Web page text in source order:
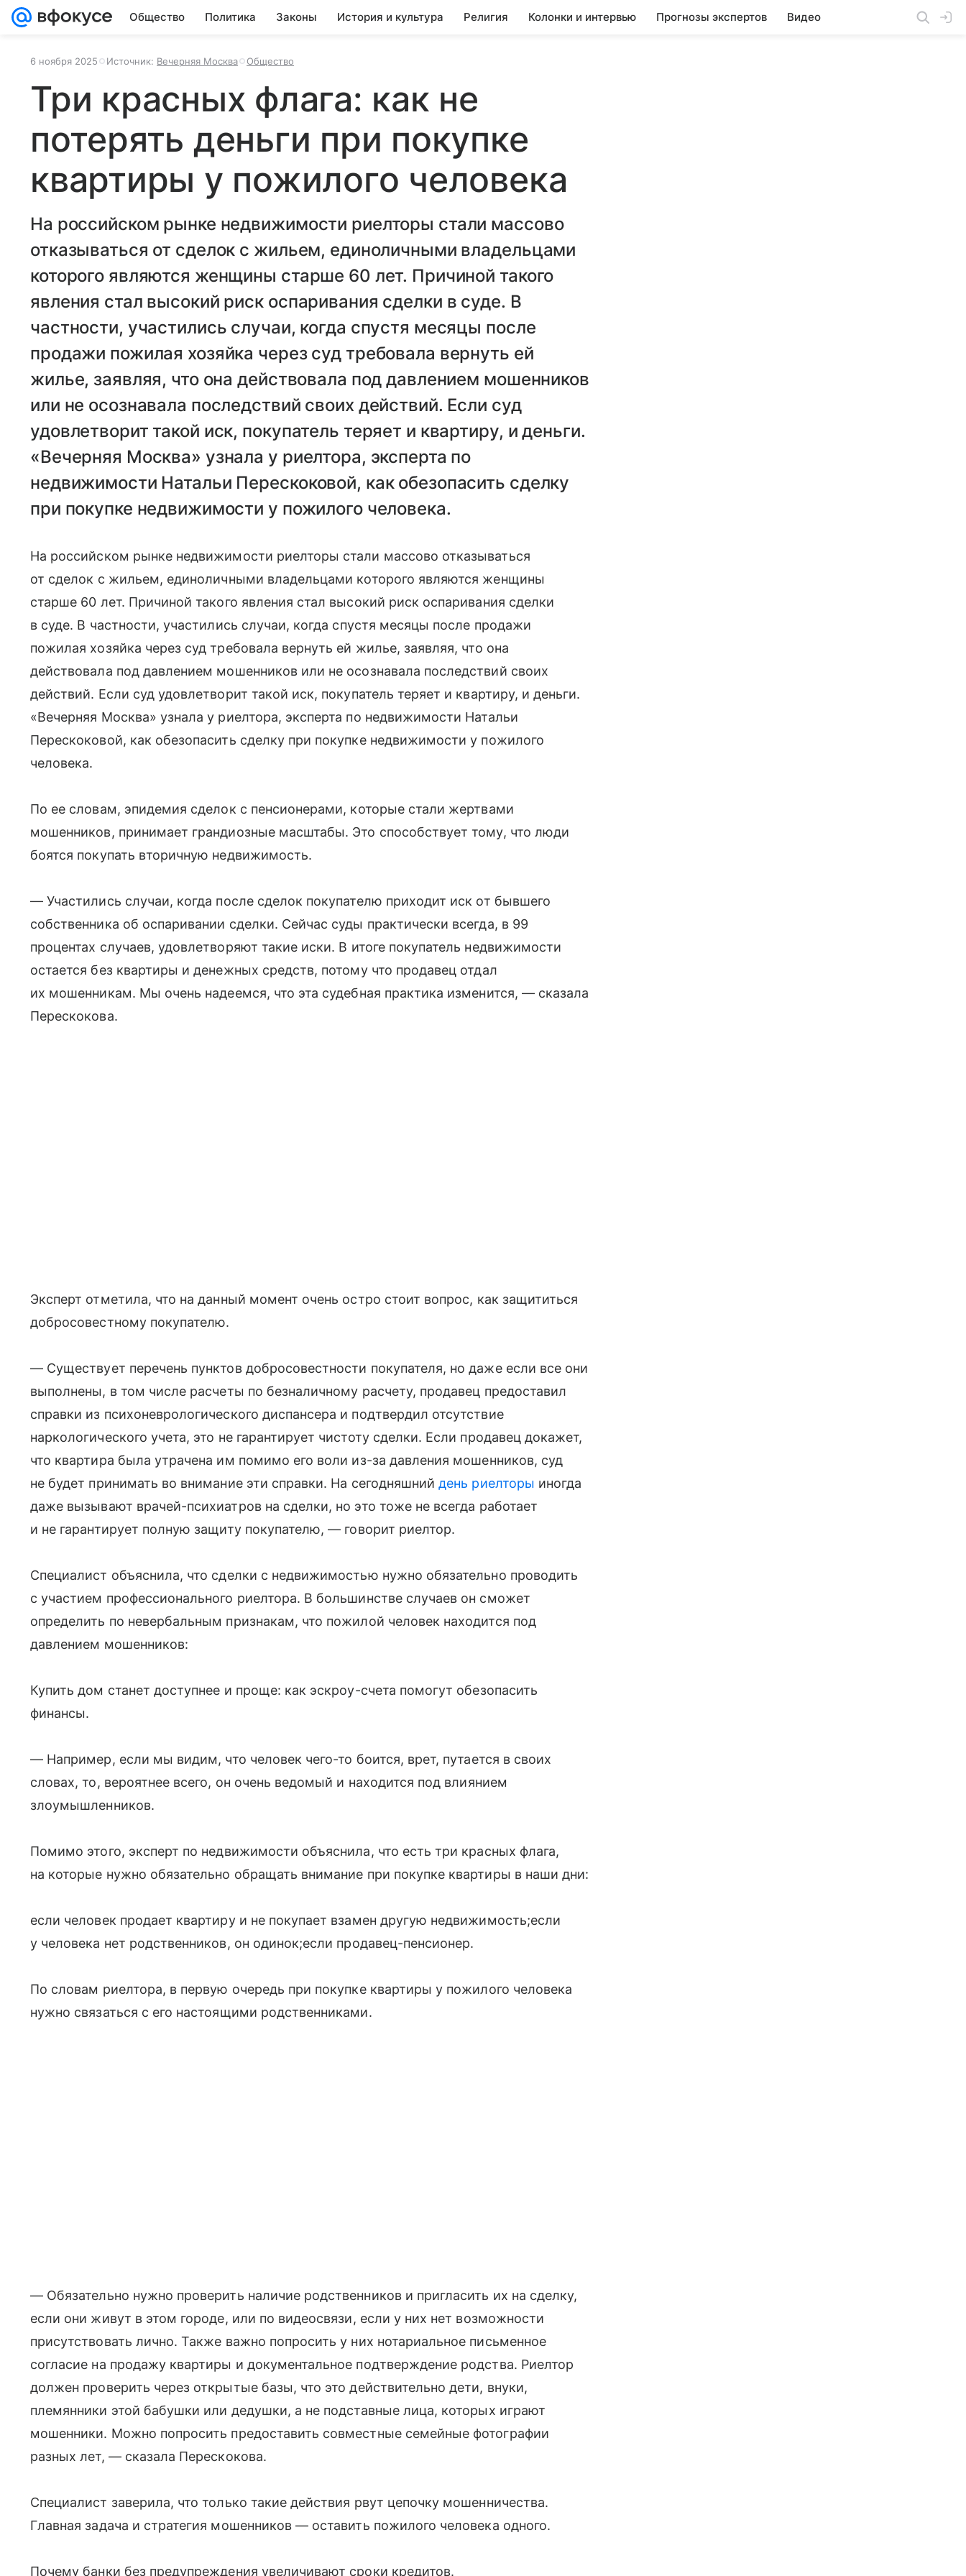
Общество Политика Законы История и культура Религия Колонки и интервью Прогнозы экспертов Видео
6 ноября 2025 Источник: Вечерняя Москва Общество
Три красных флага: как не
потерять деньги при покупке
квартиры у пожилого человека
На российском рынке недвижимости риелторы стали массово
отказываться от сделок с жильем, единоличными владельцами
которого являются женщины старше 60 лет. Причиной такого
явления стал высокий риск оспаривания сделки в суде. В
частности, участились случаи, когда спустя месяцы после
продажи пожилая хозяйка через суд требовала вернуть ей
жилье, заявляя, что она действовала под давлением мошенников
или не осознавала последствий своих действий. Если суд
удовлетворит такой иск, покупатель теряет и квартиру, и деньги.
«Вечерняя Москва» узнала у риелтора, эксперта по
недвижимости Натальи Перескоковой, как обезопасить сделку
при покупке недвижимости у пожилого человека.
На российском рынке недвижимости риелторы стали массово отказываться
от сделок с жильем, единоличными владельцами которого являются женщины
старше 60 лет. Причиной такого явления стал высокий риск оспаривания сделки
в суде. В частности, участились случаи, когда спустя месяцы после продажи
пожилая хозяйка через суд требовала вернуть ей жилье, заявляя, что она
действовала под давлением мошенников или не осознавала последствий своих
действий. Если суд удовлетворит такой иск, покупатель теряет и квартиру, и деньги.
«Вечерняя Москва» узнала у риелтора, эксперта по недвижимости Натальи
Перескоковой, как обезопасить сделку при покупке недвижимости у пожилого
человека.
По ее словам, эпидемия сделок с пенсионерами, которые стали жертвами
мошенников, принимает грандиозные масштабы. Это способствует тому, что люди
боятся покупать вторичную недвижимость.
— Участились случаи, когда после сделок покупателю приходит иск от бывшего
собственника об оспаривании сделки. Сейчас суды практически всегда, в 99
процентах случаев, удовлетворяют такие иски. В итоге покупатель недвижимости
остается без квартиры и денежных средств, потому что продавец отдал
их мошенникам. Мы очень надеемся, что эта судебная практика изменится, — сказала
Перескокова.
Эксперт отметила, что на данный момент очень остро стоит вопрос, как защититься
добросовестному покупателю.
— Существует перечень пунктов добросовестности покупателя, но даже если все они
выполнены, в том числе расчеты по безналичному расчету, продавец предоставил
справки из психоневрологического диспансера и подтвердил отсутствие
наркологического учета, это не гарантирует чистоту сделки. Если продавец докажет,
что квартира была утрачена им помимо его воли из-за давления мошенников, суд
не будет принимать во внимание эти справки. На сегодняшнийдень риелторы иногда
даже вызывают врачей-психиатров на сделки, но это тоже не всегда работает
и не гарантирует полную защиту покупателю, — говорит риелтор.
Специалист объяснила, что сделки с недвижимостью нужно обязательно проводить
с участием профессионального риелтора. В большинстве случаев он сможет
определить по невербальным признакам, что пожилой человек находится под
давлением мошенников:
Купить дом станет доступнее и проще: как эскроу-счета помогут обезопасить
финансы.
— Например, если мы видим, что человек чего-то боится, врет, путается в своих
словах, то, вероятнее всего, он очень ведомый и находится под влиянием
злоумышленников.
Помимо этого, эксперт по недвижимости объяснила, что есть три красных флага,
на которые нужно обязательно обращать внимание при покупке квартиры в наши дни:
если человек продает квартиру и не покупает взамен другую недвижимость;если
у человека нет родственников, он одинок;если продавец-пенсионер.
По словам риелтора, в первую очередь при покупке квартиры у пожилого человека
нужно связаться с его настоящими родственниками.
— Обязательно нужно проверить наличие родственников и пригласить их на сделку,
если они живут в этом городе, или по видеосвязи, если у них нет возможности
присутствовать лично. Также важно попросить у них нотариальное письменное
согласие на продажу квартиры и документальное подтверждение родства. Риелтор
должен проверить через открытые базы, что это действительно дети, внуки,
племянники этой бабушки или дедушки, а не подставные лица, которых играют
мошенники. Можно попросить предоставить совместные семейные фотографии
разных лет, — сказала Перескокова.
Специалист заверила, что только такие действия рвут цепочку мошенничества.
Главная задача и стратегия мошенников — оставить пожилого человека одного.
Почему банки без предупреждения увеличивают сроки кредитов.